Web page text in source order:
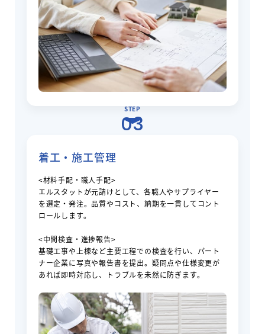
STEP
03
着工・施工管理
<材料手配・職人手配>
エルスタットが元請けとして、各職人やサプライヤー
を選定・発注。品質やコスト、納期を一貫してコント
ロールします。
<中間検査・進捗報告>
基礎工事や上棟など主要工程での検査を行い、パート
ナー企業に写真や報告書を提出。疑問点や仕様変更が
あれば即時対応し、トラブルを未然に防ぎます。